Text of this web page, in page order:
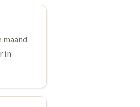
maand
in